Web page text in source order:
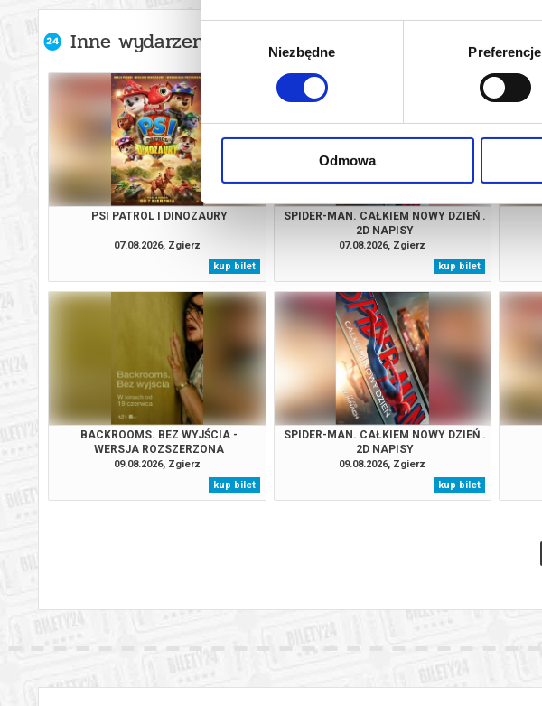
Niezbędne Preferencje
Odmowa
Inne wydarzenia organizatora
PSI PATROL I DINOZAURY
07.08.2026, Zgierz
kup bilet
SPIDER-MAN. CAŁKIEM NOWY DZIEŃ .
2D NAPISY
07.08.2026, Zgierz
kup bilet
BACKROOMS. BEZ WYJŚCIA -
WERSJA ROZSZERZONA
09.08.2026, Zgierz
kup bilet
SPIDER-MAN. CAŁKIEM NOWY DZIEŃ .
2D NAPISY
09.08.2026, Zgierz
kup bilet